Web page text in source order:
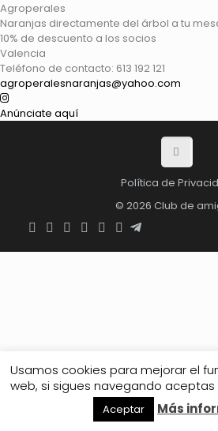
Agroperales
Naranjas directamente del árbol a tu
10% de descuento a los socios
Valencia
Teléfono de contacto: 613 192 121
agroperalesnaranjas@yahoo.com
Anúnciate aquí
Política de
© 2026 Club de
Usamos cookies para mejorar el
web, si sigues navegando aceptas
Aceptar Más